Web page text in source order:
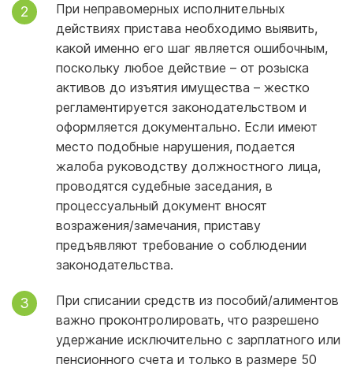
При неправомерных исполнительных
действиях пристава необходимо выявить,
какой именно его шаг является ошибочным,
поскольку любое действие – от розыска
активов до изъятия имущества – жестко
регламентируется законодательством и
оформляется документально. Если имеют
место подобные нарушения, подается
жалоба руководству должностного лица,
проводятся судебные заседания, в
процессуальный документ вносят
возражения/замечания, приставу
предъявляют требование о соблюдении
законодательства.
При списании средств из пособий/алиментов
важно проконтролировать, что разрешено
удержание исключительно с зарплатного или
пенсионного счета и только в размере 50